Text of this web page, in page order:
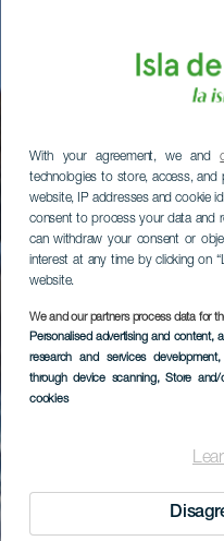
With your agreement, we and
technologies to store, access, and
website, IP addresses and cookie
consent to process your data and
can withdraw your consent or
interest at any time by clicking on
website.
We and our partners process data for
Personalised advertising and content,
research and services development,
through device scanning, Store and/
cookies